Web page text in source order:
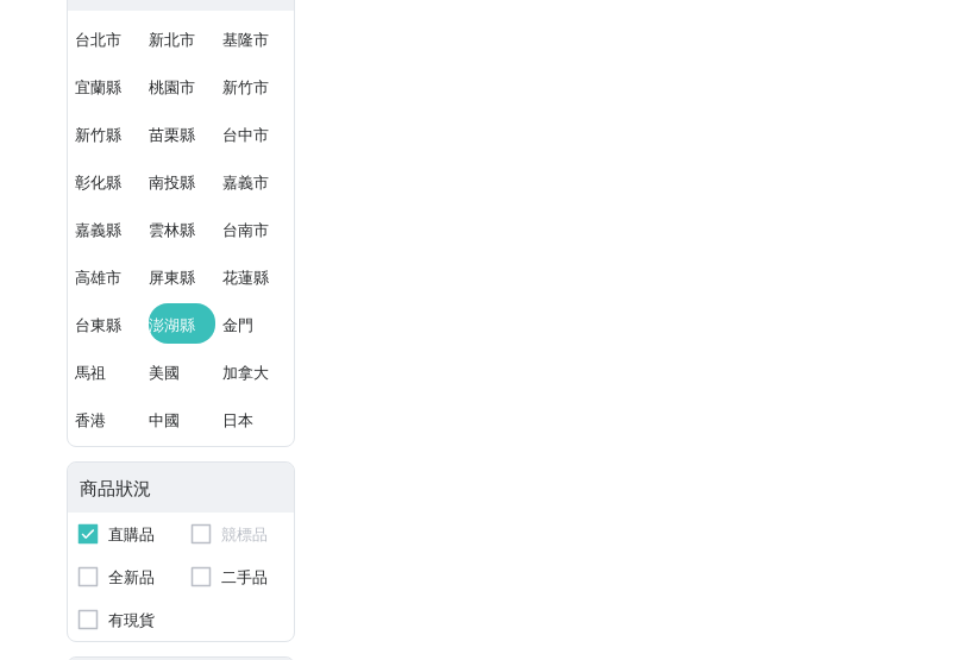
台北市 新北市 基隆市
宜蘭縣 桃園市 新竹市
新竹縣 苗栗縣 台中市
彰化縣 南投縣 嘉義市
嘉義縣 雲林縣 台南市
高雄市 屏東縣 花蓮縣
台東縣 澎湖縣 金門
馬祖 美國 加拿大
香港 中國 日本
商品狀況
直購品
競標品
全新品
二手品
有現貨